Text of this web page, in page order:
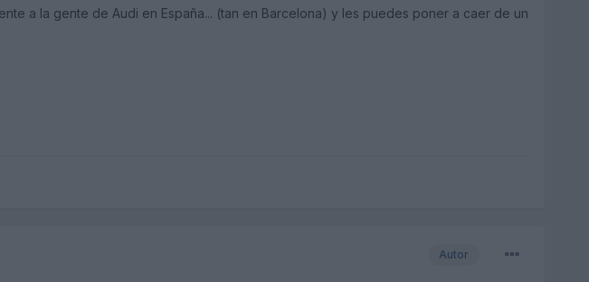
a la gente de Audi en España... (tan en Barcelona) y les puedes poner a caer de un
Autor